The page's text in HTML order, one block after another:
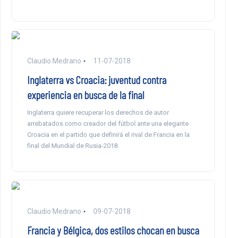
Claudio Medrano 11-07-2018
Inglaterra vs Croacia: juventud contra
experiencia en busca de la final
Inglaterra quiere recuperar los derechos de autor
arrebatados como creador del fútbol ante una elegante
Croacia en el partido que definirá el rival de Francia en la
final del Mundial de Rusia-2018.
Claudio Medrano 09-07-2018
Francia y Bélgica, dos estilos chocan en busca